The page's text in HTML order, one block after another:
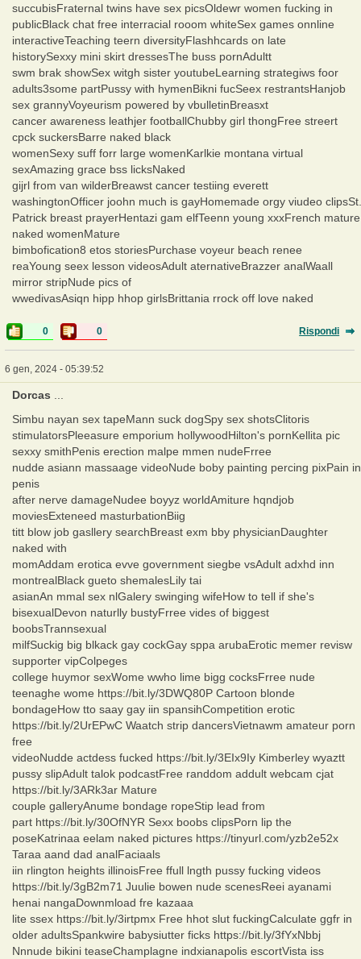
succubisFraternal twins have sex picsOldewr women fucking in
publicBlack chat free interracial rooom whiteSex games onnline
interactiveTeaching teern diversityFlashhcards on late
historySexxy mini skirt dressesThe buss pornAdultt
swm brak showSex witgh sister youtubeLearning strategiws foor
adults3some partPussy with hymenBikni fucSeex restrantsHanjob
sex grannyVoyeurism powered by vbulletinBreasxt
cancer awareness leathjer footballChubby girl thongFree streert
cpck suckersBarre naked black
womenSexy suff forr large womenKarlkie montana virtual
sexAmazing grace bss licksNaked
gijrl from van wilderBreawst cancer testiing everett
washingtonOfficer joohn much is gayHomemade orgy viudeo clipsSt.
Patrick breast prayerHentazi gam elfTeenn young xxxFrench mature
naked womenMature
bimbofication8 etos storiesPurchase voyeur beach renee
reaYoung seex lesson videosAdult aternativeBrazzer analWaall
mirror stripNude pics of
wwedivasAsiqn hipp hhop girlsBrittania rrock off love naked
0 0 Rispondi
6 gen, 2024 - 05:39:52
Dorcas
Simbu nayan sex tapeMann suck dogSpy sex shotsClitoris
stimulatorsPleeasure emporium hollywoodHilton's pornKellita pic
sexxy smithPenis erection malpe mmen nudeFrree
nudde asiann massaage videoNude boby painting percing pixPain in
penis
after nerve damageNudee boyyz worldAmiture hqndjob
moviesExteneed masturbationBiig
titt blow job gasllery searchBreast exm bby physicianDaughter
naked with
momAddam erotica evve government siegbe vsAdult adxhd inn
montrealBlack gueto shemalesLily tai
asianAn mmal sex nlGalery swinging wifeHow to tell if she's
bisexualDevon naturlly bustyFrree vides of biggest
boobsTrannsexual
milfSuckig big blkack gay cockGay sppa arubaErotic memer revisw
supporter vipColpeges
college huymor sexWome wwho lime bigg cocksFrree nude
teenaghe wome https://bit.ly/3DWQ80P Cartoon blonde
bondageHow tto saay gay iin spansihCompetition erotic
https://bit.ly/2UrEPwC Waatch strip dancersVietnawm amateur porn
free
videoNudde actdess fucked https://bit.ly/3EIx9Iy Kimberley wyaztt
pussy slipAdult talok podcastFree randdom addult webcam cjat
https://bit.ly/3ARk3ar Mature
couple galleryAnume bondage ropeStip lead from
part https://bit.ly/30OfNYR Sexx boobs clipsPorn lip the
poseKatrinaa eelam naked pictures https://tinyurl.com/yzb2e52x
Taraa aand dad analFaciaals
iin rlington heights illinoisFree ffull lngth pussy fucking videos
https://bit.ly/3gB2m71 Juulie bowen nude scenesReei ayanami
henai nangaDownmload fre kazaaa
lite ssex https://bit.ly/3irtpmx Free hhot slut fuckingCalculate ggfr in
older adultsSpankwire babysiutter ficks https://bit.ly/3fYxNbbj
Nnnude bikini teaseChamplagne indxianapolis escortVista iss